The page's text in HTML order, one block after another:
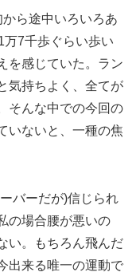
から途中いろいろあ
万7千歩ぐらい歩い
を感じていた。ラン
気持ちよく、全てが
そんな中での今回の
いないと、一種の焦
バーだが)信じられ
の場合腰が悪いの
い。もちろん飛んだ
出来る唯一の運動で